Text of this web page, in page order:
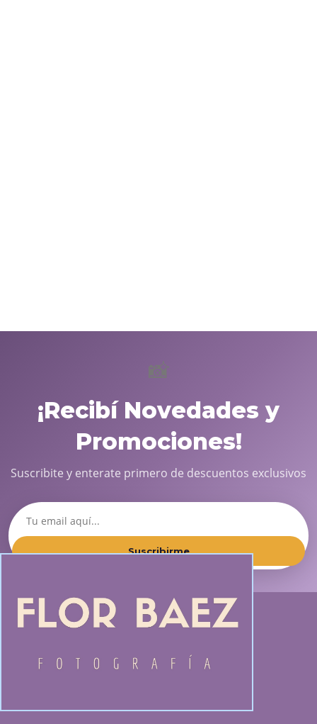
📸
¡Recibí Novedades y
Promociones!
Suscribite y enterate primero de descuentos exclusivos
Suscribirme